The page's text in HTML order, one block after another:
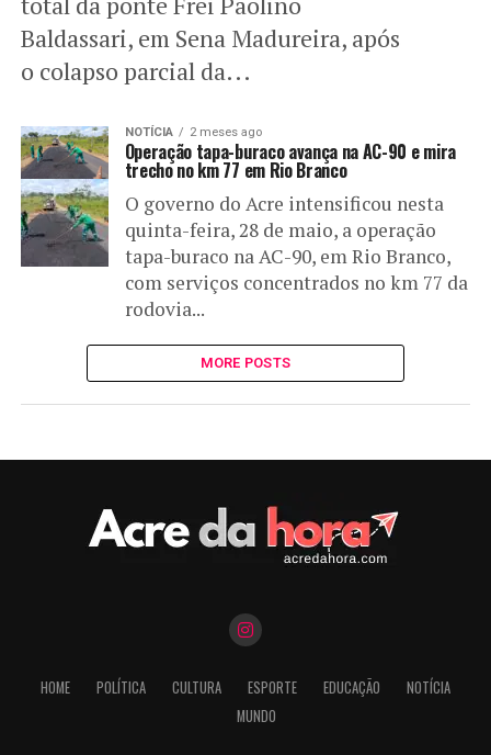
Baldassari, em Sena Madureira, após
o colapso parcial da...
NOTÍCIA 2 meses ago
Operação tapa-buraco avança na AC-90 e mira
trecho no km 77 em Rio Branco
O governo do Acre intensificou nesta
quinta-feira, 28 de maio, a operação
tapa-buraco na AC-90, em Rio Branco,
com serviços concentrados no km 77 da
rodovia...
MORE POSTS
HOME POLÍTICA CULTURA ESPORTE EDUCAÇÃO
NOTÍCIA
MUNDO